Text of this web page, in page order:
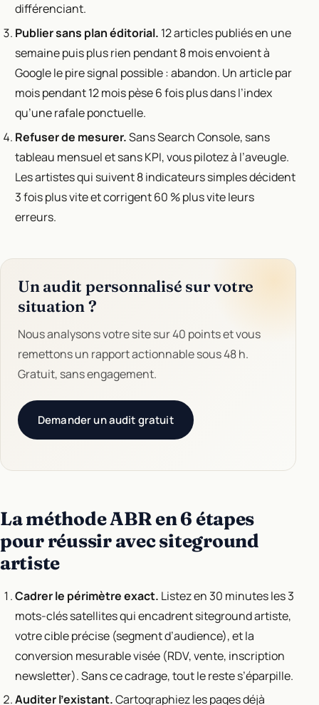
différenciant.
Publier sans plan éditorial. 12 articles publiés en une
semaine puis plus rien pendant 8 mois envoient à
Google le pire signal possible : abandon. Un article par
mois pendant 12 mois pèse 6 fois plus dans l’index
qu’une rafale ponctuelle.
Refuser de mesurer.Sans Search Console, sans
tableau mensuel et sans KPI, vous pilotez à l’aveugle.
Les artistes qui suivent 8 indicateurs simples décident
3 fois plus vite et corrigent 60 % plus vite leurs
erreurs.
Un audit personnalisé sur votre
situation ?
Nous analysons votre site sur 40 points et vous
remettons un rapport actionnable sous 48 h.
Gratuit, sans engagement.
Demander un audit gratuit
La méthode ABR en 6 étapes
pour réussir avec siteground
artiste
Cadrer le périmètre exact. Listez en 30 minutes les 3
mots-clés satellites qui encadrent siteground artiste,
votre cible précise (segment d’audience), et la
conversion mesurable visée (RDV, vente, inscription
newsletter). Sans ce cadrage, tout le reste s’éparpille.
Auditer l'existant.Cartographiez les pages déjà